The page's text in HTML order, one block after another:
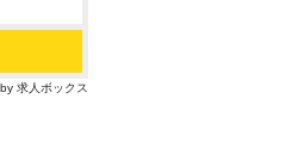
求人ボックス